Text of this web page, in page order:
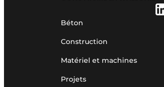
Béton
Construction
Matériel et machines
Projets